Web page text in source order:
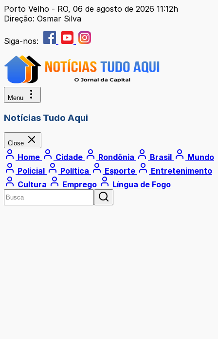
Porto Velho - RO, 06 de agosto de 2026 11:12h
Direção: Osmar Silva
Siga-nos:
Menu
Notícias Tudo Aqui
Close
Home Cidade Rondônia Brasil
Mundo
Policial
Política Esporte
Entretenimento
Cultura
Emprego Língua de Fogo